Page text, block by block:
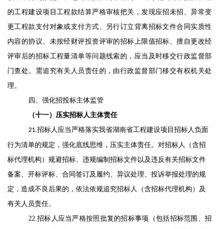
的工程建设项目工程款结算严格审核把关 ，发现应招未招、异常变
更工程款支付对象或支付方式、另行订立背离招标文件合同实质性
内容的协议、未按经财评投资评审的招标上限值招标、擅自更改经
评审后的招标工程量清单等问题线索的 ， 应当 及时移交行政监督部
门查处。 需追究有关人员责任的 ， 由行政监督部门移交有权机关处
理。
四、强化招投标主体监管
（十一）压实招标人主体责任
21.招标人 应当严格落实我省湖南省工程建设项目招标人负面
行为清单的规定 ， 强化底线思维，压实主体责任。 对招标人（含招
标代理机构）规避招标、违规编制招标文件以及违反有关招标文件
备案、开标评标、合同签订及履约、异议处理、投诉举报处理的规
定，造成不良后果的 ， 依法依规追究招标人（含招标代理机构）及
有关人员责任。
22.招标人 应当 严格按照批复的招标事项（包括招标范围、招